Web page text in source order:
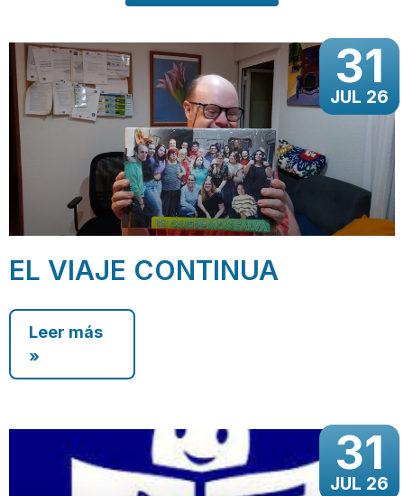
31
JUL 26
EL VIAJE CONTINUA
Leer más
»
31
JUL 26